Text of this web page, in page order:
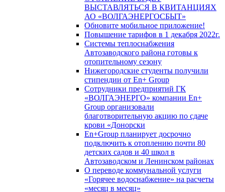
ВЫСТАВЛЯТЬСЯ В КВИТАНЦИЯХ
АО «ВОЛГАЭНЕРГОСБЫТ»
Обновите мобильное приложение!
Повышение тарифов в 1 декабря 2022г.
Системы теплоснабжения
Автозаводского района готовы к
отопительному сезону
Нижегородские студенты получили
стипендии от En+ Group
Сотрудники предприятий ГК
«ВОЛГАЭНЕРГО» компании En+
Group организовали
благотворительную акцию по сдаче
крови «Донорски
En+Group планирует досрочно
подключить к отоплению почти 80
детских садов и 40 школ в
Автозаводском и Ленинском районах
О переводе коммунальной услуги
«Горячее водоснабжение» на расчеты
«месяц в месяц»